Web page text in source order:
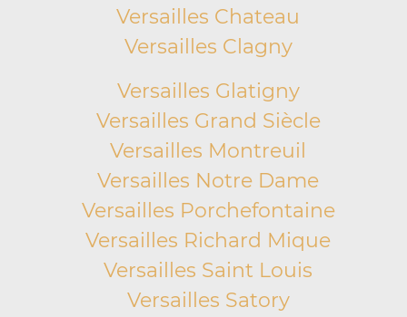
Versailles Chateau
Versailles Clagny
Versailles Glatigny
Versailles Grand Siècle
Versailles Montreuil
Versailles Notre Dame
Versailles Porchefontaine
Versailles Richard Mique
Versailles Saint Louis
Versailles Satory